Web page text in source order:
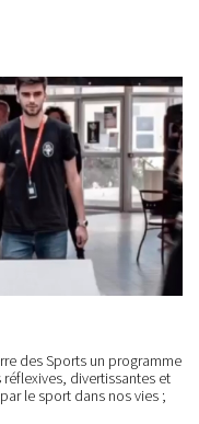
des Sports un programme
divertissantes et
le sport dans nos vies ;